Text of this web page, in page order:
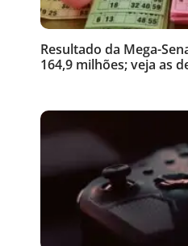
Resultado da Mega-
164,9 milhões; veja as